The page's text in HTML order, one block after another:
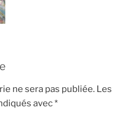
ne sera pas publiée. Les
avec*